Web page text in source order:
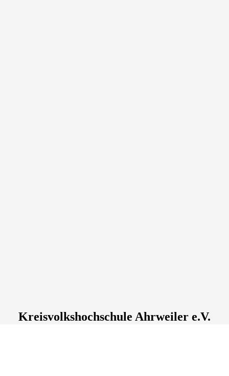
Kreisvolkshochschule Ahrweiler e.V.